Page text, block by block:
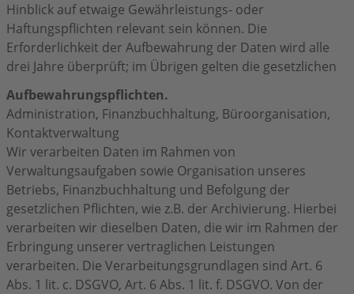
Hinblick auf etwaige Gewährleistungs- oder
Haftungspflichten relevant sein können. Die
Erforderlichkeit der Aufbewahrung der Daten wird alle
drei Jahre überprüft; im Übrigen gelten die gesetzlichen
Aufbewahrungspflichten.
Administration, Finanzbuchhaltung, Büroorganisation,
Kontaktverwaltung
Wir verarbeiten Daten im Rahmen von
Verwaltungsaufgaben sowie Organisation unseres
Betriebs, Finanzbuchhaltung und Befolgung der
gesetzlichen Pflichten, wie z.B. der Archivierung. Hierbei
verarbeiten wir dieselben Daten, die wir im Rahmen der
Erbringung unserer vertraglichen Leistungen
verarbeiten. Die Verarbeitungsgrundlagen sind Art. 6
Abs. 1 lit. c. DSGVO, Art. 6 Abs. 1 lit. f. DSGVO. Von der